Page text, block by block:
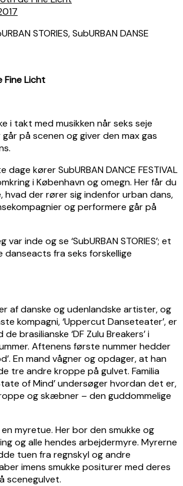
Fine Licht
i takt med musikken når seks seje
på scenen og giver den max gas
kører SubURBAN DANCE FESTIVAL
i København og omegn. Her får du
hvad der rører sig indenfor urban dans,
og performere går på
inde og se ‘SubURBAN STORIES’; et
fra seks forskellige
af danske og udenlandske artister, og
kompagni, ‘Uppercut Danseteater’, er
brasilianske ‘DF Zulu Breakers’ i
Aftenens første nummer hedder
En mand vågner og opdager, at han
tre andre kroppe på gulvet. Familia
of Mind’ undersøger hvordan det er,
og skæbner – den guddommelige
en myretue. Her bor den smukke og
og alle hendes arbejdermyre. Myrerne
tuen fra regnskyl og andre
imens smukke positurer med deres
scenegulvet.